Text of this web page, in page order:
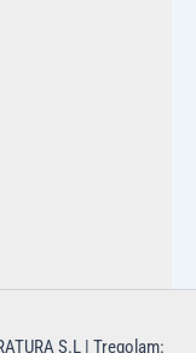
S.L | Tregolam: